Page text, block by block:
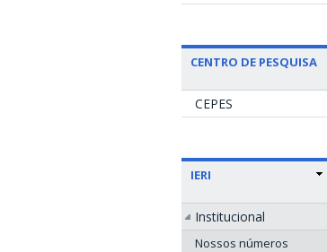
CENTRO DE PESQUISA
CEPES
IERI
Institucional
Nossos números